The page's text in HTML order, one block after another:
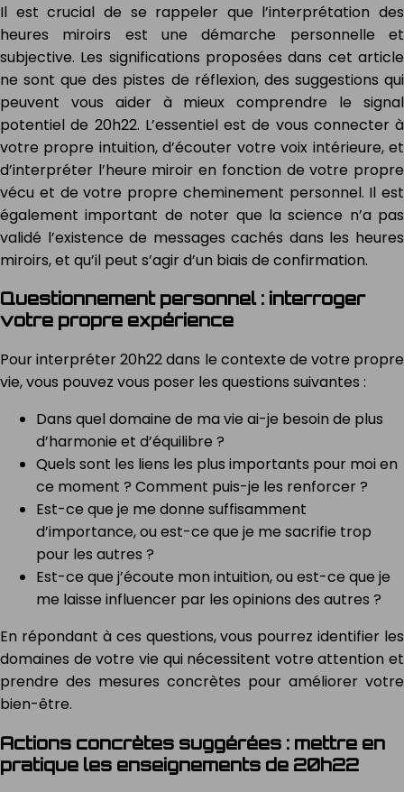
Il est crucial de se rappeler que l’interprétation des
heures miroirs est une démarche personnelle et
subjective. Les significations proposées dans cet article
ne sont que des pistes de réflexion, des suggestions qui
peuvent vous aider à mieux comprendre le signal
potentiel de 20h22. L’essentiel est de vous connecter à
votre propre intuition, d’écouter votre voix intérieure, et
d’interpréter l’heure miroir en fonction de votre propre
vécu et de votre propre cheminement personnel. Il est
également important de noter que la science n’a pas
validé l’existence de messages cachés dans les heures
miroirs, et qu’il peut s’agir d’un biais de confirmation.
Questionnement personnel : interroger
votre propre expérience
Pour interpréter 20h22 dans le contexte de votre propre
vie, vous pouvez vous poser les questions suivantes :
Dans quel domaine de ma vie ai-je besoin de plus
d’harmonie et d’équilibre ?
Quels sont les liens les plus importants pour moi en
ce moment ? Comment puis-je les renforcer ?
Est-ce que je me donne suffisamment
d’importance, ou est-ce que je me sacrifie trop
pour les autres ?
Est-ce que j’écoute mon intuition, ou est-ce que je
me laisse influencer par les opinions des autres ?
En répondant à ces questions, vous pourrez identifier les
domaines de votre vie qui nécessitent votre attention et
prendre des mesures concrètes pour améliorer votre
bien-être.
Actions concrètes suggérées : mettre en
pratique les enseignements de 20h22